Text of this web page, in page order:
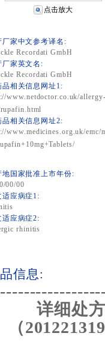
点击放大
厂家中文参考译名:
Recordati GmbH
厂家英文名:
Recordati GmbH
品相关信息网址1:
www.netdoctor.co.uk/
品相关信息网址2:
www.medicines.org.uk/emc/
地国家批准上市年份:
00/00
适应病症1:
适应病症2:
rhinitis
信息:
详细处
（